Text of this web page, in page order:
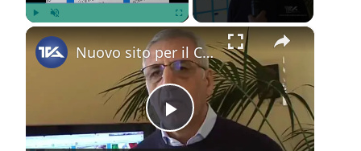
×
P
Nuovo sito per il Comune di Adrano